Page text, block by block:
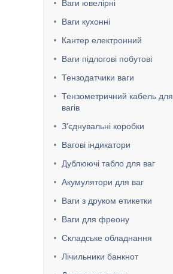
Ваги ювелірні
Ваги кухонні
Кантер електронний
Ваги підлогові побутові
Тензодатчики ваги
Тензометричний кабель для
вагів
З'єднувальні коробки
Вагові індикатори
Дублюючі табло для ваг
Акумулятори для ваг
Ваги з друком етикетки
Ваги для фреону
Складське обладнання
Лічильники банкнот